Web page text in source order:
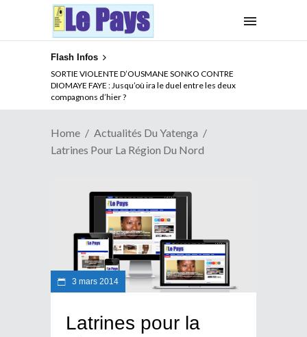
Flash Infos
NOUVELLE ATTAQUE MEURTRIERE DES ADF EN RDC :
Comment arrêter la spirale de la violence au Congo
Home
Actualités Du Yatenga
Latrines Pour La Région Du Nord
3 mars 2014
Latrines pour la